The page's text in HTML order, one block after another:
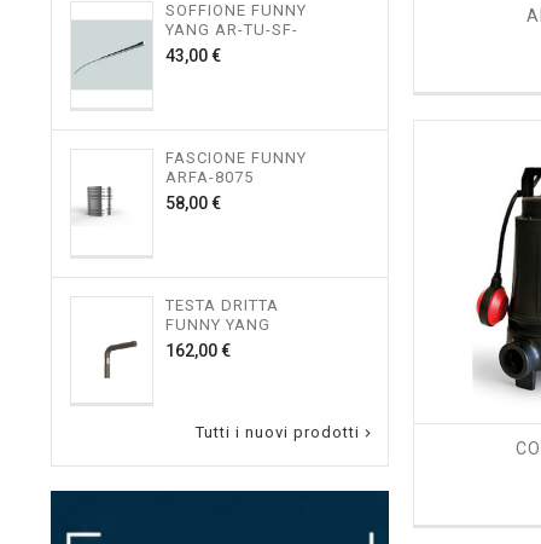
SOFFIONE FUNNY
YANG AR-TU-SF-
FINITO
43,00 €Prezzo
FASCIONE FUNNY
ARFA-8075
58,00 €Prezzo
TESTA DRITTA
FUNNY YANG
162,00 €Prezzo 36,00
Tutti i nuovi prodotti 